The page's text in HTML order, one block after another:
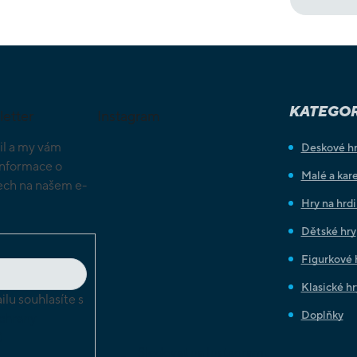
a my vám
o
na našem e-
souhlasíte s
Instagram
Deskové
Malé a
Hry na
Dětské hry
Figurkové
Klasické
Doplňky